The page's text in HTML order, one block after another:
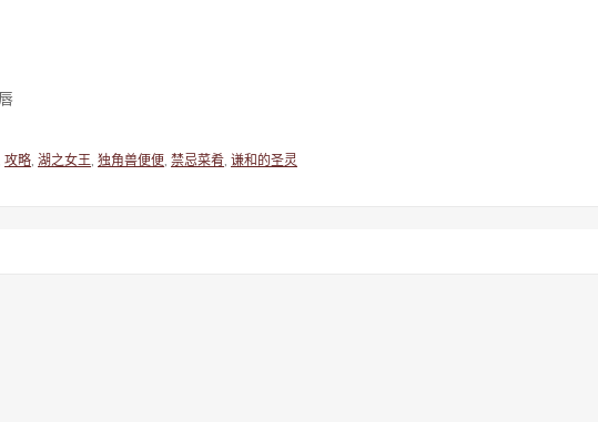
攻略 湖之女王 独角兽便便 禁忌菜肴 谦和的圣灵